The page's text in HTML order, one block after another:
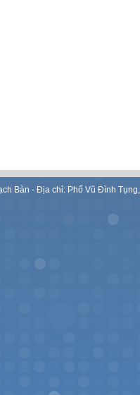
Bàn - Địa chỉ: Phố Vũ Đình